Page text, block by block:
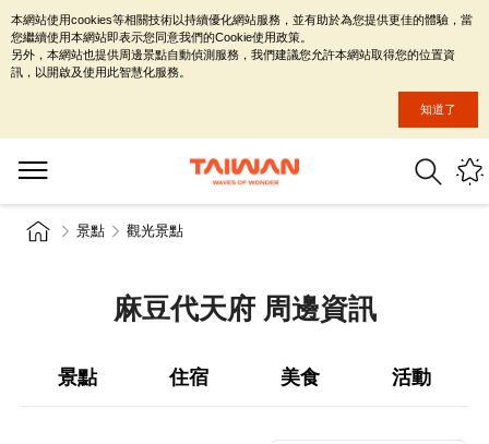
景點 觀光景點
麻豆代天府 周邊資訊
景點 住宿 美食 活動
本網站使用cookies等相關技術以持續優化網站服務，並有助於為您提供更佳的體驗，當
您繼續使用本網站即表示您同意我們的Cookie使用政策。
另外，本網站也提供周邊景點自動偵測服務，我們建議您允許本網站取得您的位置資
訊，以開啟及使用此智慧化服務。
知道了